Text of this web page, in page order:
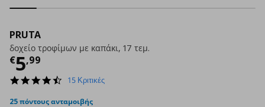
PRUTA
δοχείο τροφίμων με καπάκι, 17 τεμ.
€5,99
Τρέχουσα τιμή
4.5
rating
15 Κριτικές
25 πόντους ανταμοιβής